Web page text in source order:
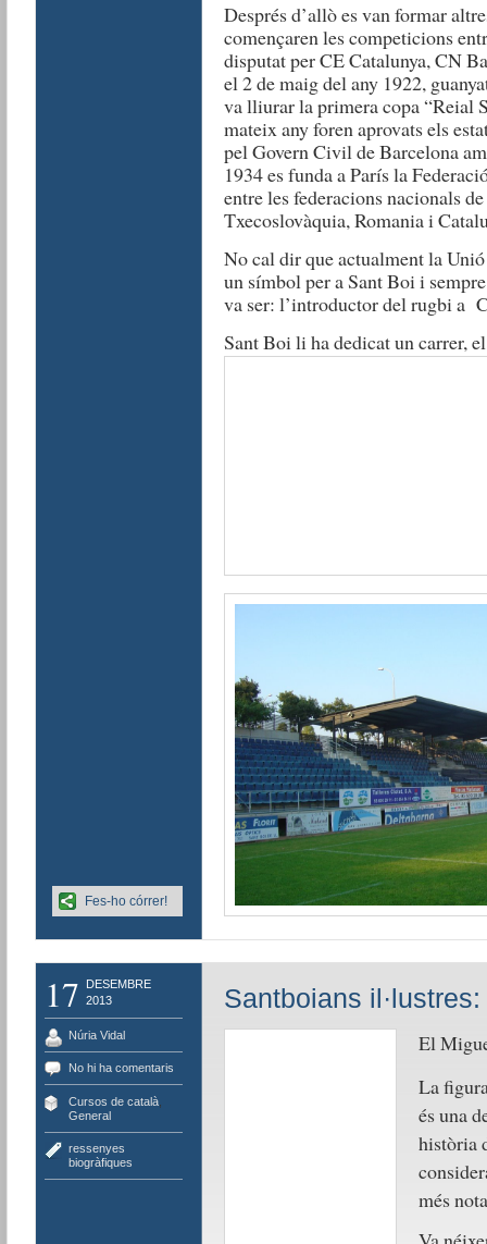
Després d’allò es van formar
començaren les competicions
disputat per CE Catalunya, CN
el 2 de maig del any 1922,
va lliurar la primera copa “Reial
mateix any foren aprovats els
pel Govern Civil de Barcelona
1934 es funda a París la
entre les federacions nacionals
Txecoslovàquia, Romania i
No cal dir que actualment la
un símbol per a Sant Boi i
va ser: l’introductor del rugbi a
Sant Boi li ha dedicat un carrer,
Fes-ho córrer!
17
DESEMBRE
2013
Núria Vidal
No hi ha comentaris
Cursos de català,
General
ressenyes
biogràfiques
Santboians
El
La
és una
història
més